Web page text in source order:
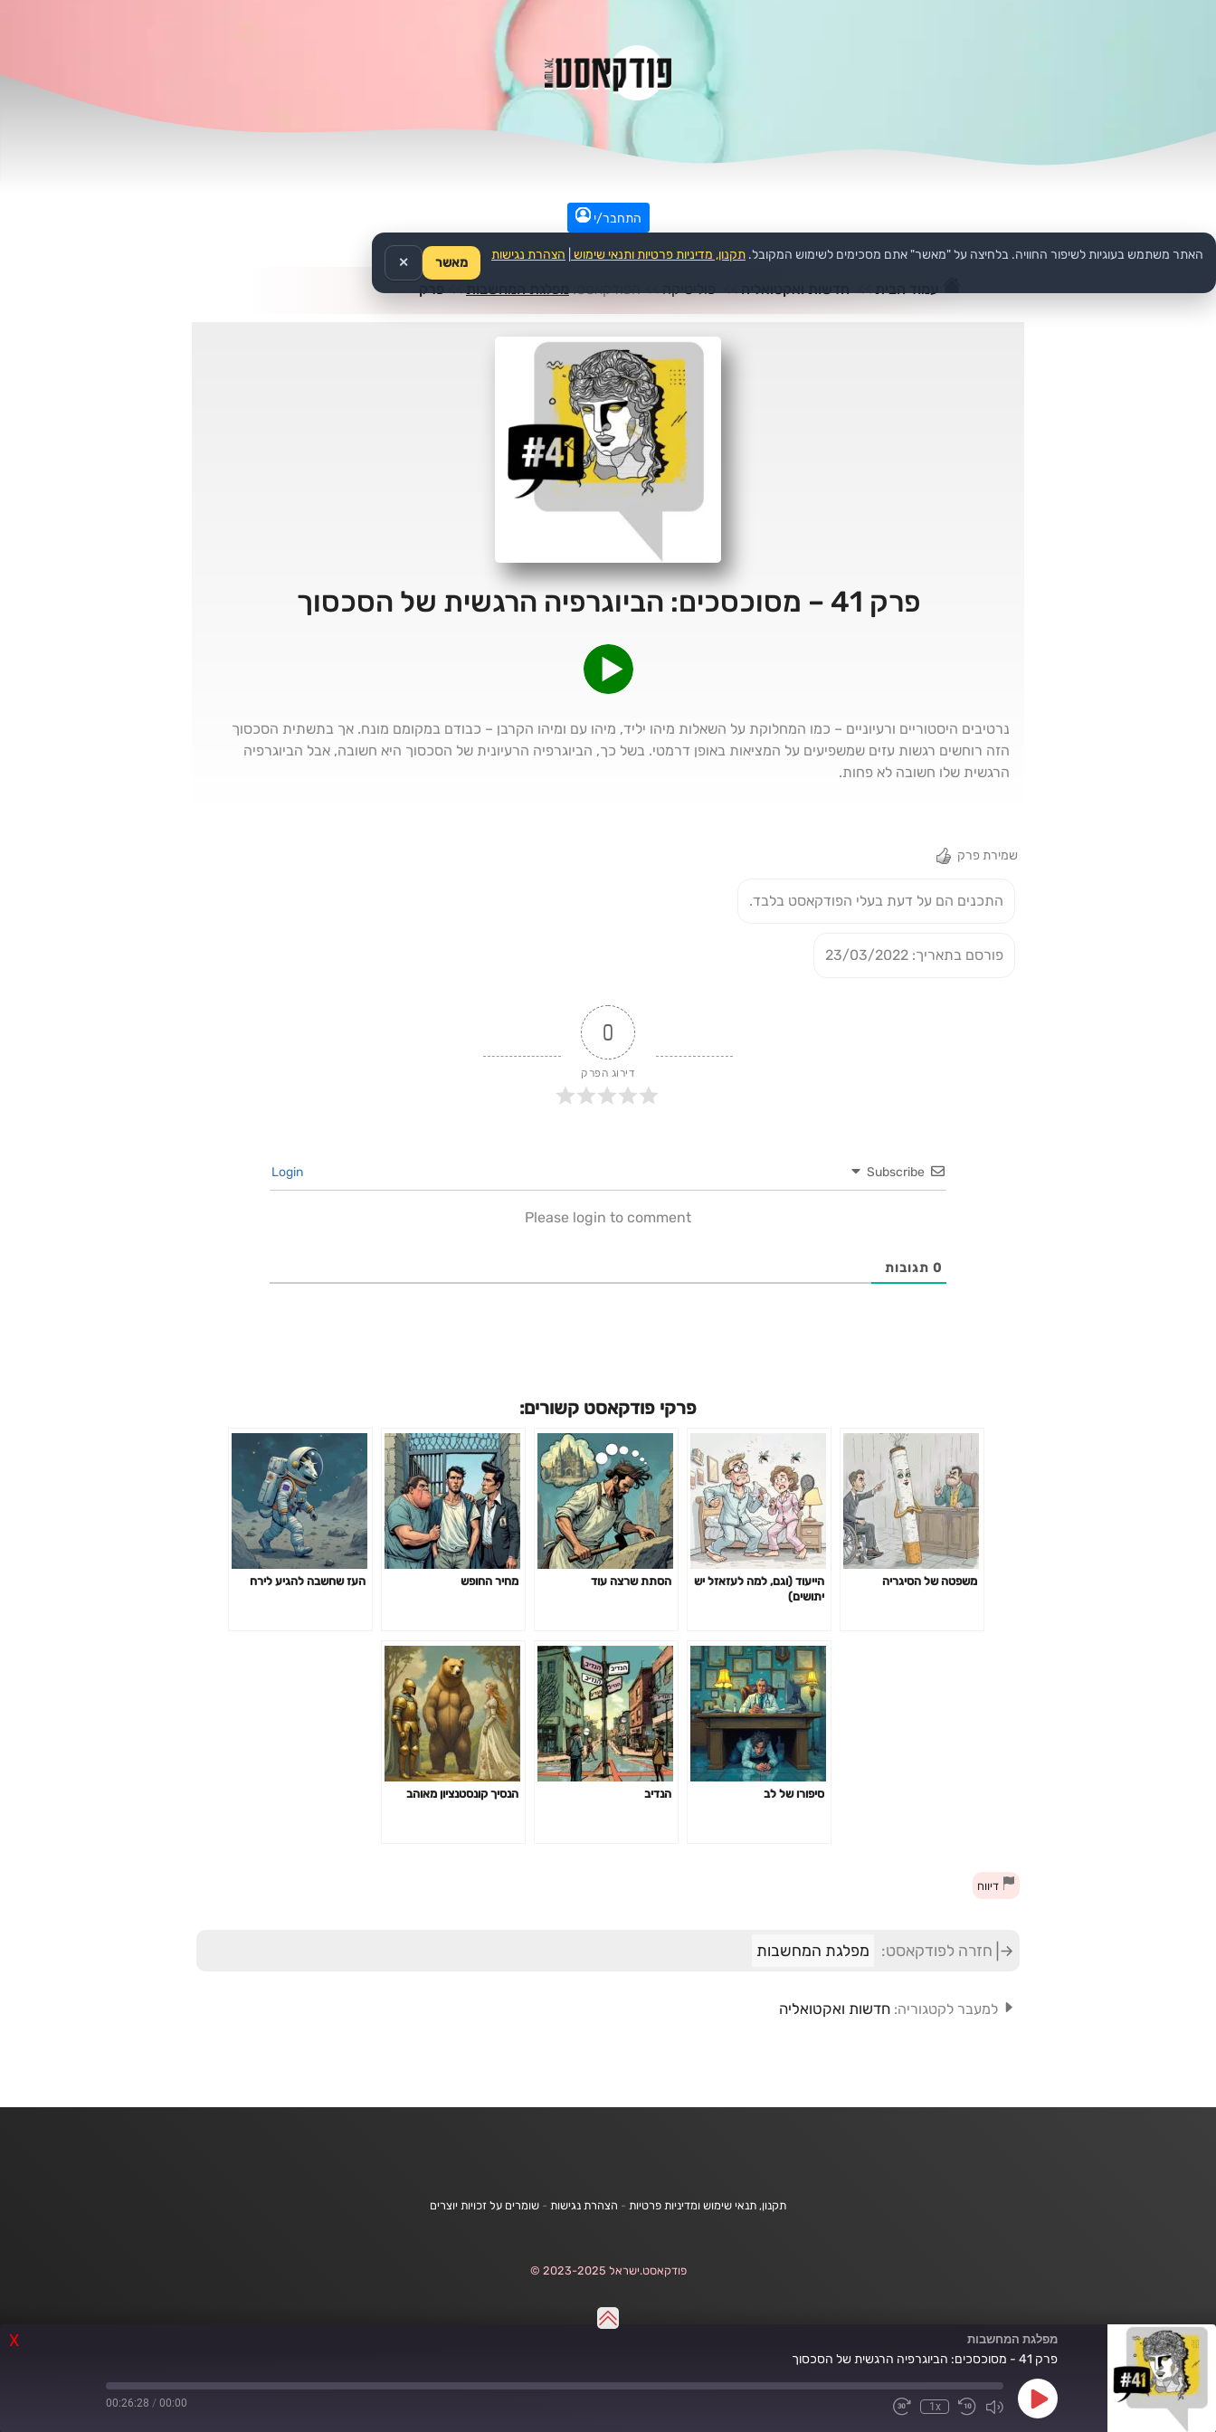
התחבר/י
עמוד הבית >> חדשות ואקטואליה >> פוליטיקה >>הפודקאסט: מפלגת המחשבות >>פרק
פרק 41 – מסוכסכים: הביוגרפיה הרגשית של הסכסוך
X מפלגת המחשבות
פרק 41 - מסוכסכים: הביוגרפיה הרגשית של הסכסוך
Play
Episode
Mute/Unmute
Rewind
1x
Fast
00:00
/
00:26:28
נרטיבים היסטוריים ורעיוניים – כמו המחלוקת על השאלות מיהו יליד, מיהו עם ומיהו הקרבן – כבודם במקומם מונח. אך בתשתית הסכסוך
הזה רוחשים רגשות עזים שמשפיעים על המציאות באופן דרמטי. בשל כך, הביוגרפיה הרעיונית של הסכסוך היא חשובה, אבל הביוגרפיה
הרגשית שלו חשובה לא פחות.
שמירת פרק
התכנים הם על דעת בעלי הפודקאסט בלבד.
פורסם בתאריך: 23/03/2022
0
דירוג הפרק
Subscribe
Please login to comment
0 תגובות
פרקי פודקאסט קשורים:
משפטה של הסיגריה
הייעוד (וגם, למה לעזאזל יש
יתושים)
הסתת שרצה עוד מחיר החופש העז שחשבה להגיע לירח
סיפורו של לב הנדיב הנסיך קונסטנציון מאוהב
דיווח
חזרה לפודקאסט: מפלגת המחשבות
למעבר לקטגוריה: חדשות ואקטואליה
תקנון, תנאי שימוש ומדיניות פרטיות - הצהרת נגישות - שומרים על זכויות יוצרים
פודקאסט.ישראל 2023-2025 ©
האתר משתמש בעוגיות לשיפור החוויה. בלחיצה על "מאשר" אתם מסכימים לשימוש המקובל. תקנון, מדיניות פרטיות ותנאי שימוש הצהרת נגישות
מאשר ✕